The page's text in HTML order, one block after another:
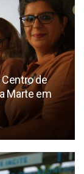
de
Marte em